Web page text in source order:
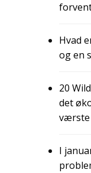
Hvad
og en
20
det
værste
I